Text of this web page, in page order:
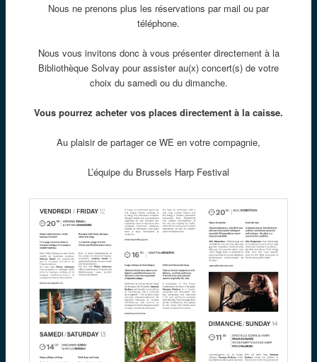
Nous ne prenons plus les réservations par mail ou par
téléphone.
Nous vous invitons donc à vous présenter directement à la
Bibliothèque Solvay pour assister au(x) concert(s) de votre
choix du samedi ou du dimanche.
Vous pourrez acheter vos places directement à la caisse.
Au plaisir de partager ce WE en votre compagnie,
L’équipe du Brussels Harp Festival